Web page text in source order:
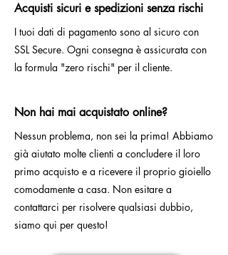
Acquisti sicuri e spedizioni senza rischi
I tuoi dati di pagamento sono al sicuro con
SSL Secure. Ogni consegna è assicurata con
la formula "zero rischi" per il cliente.
Non hai mai acquistato online?
Nessun problema, non sei la prima! Abbiamo
già aiutato molte clienti a concludere il loro
primo acquisto e a ricevere il proprio gioiello
comodamente a casa. Non esitare a
contattarci per risolvere qualsiasi dubbio,
siamo qui per questo!